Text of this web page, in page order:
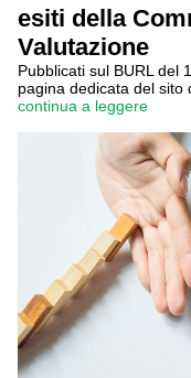
esiti della
Valutazione
Pubblicati sul BURL del
pagina dedicata del sito
continua a leggere